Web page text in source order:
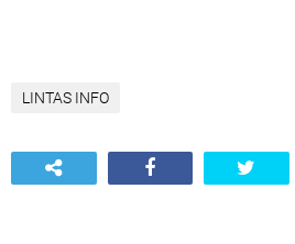
LINTAS INFO